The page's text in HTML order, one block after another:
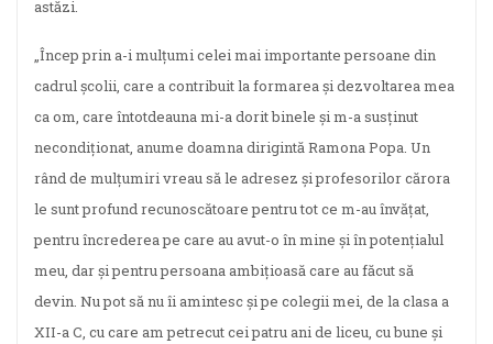
astăzi.
„Încep prin a-i mulțumi celei mai importante persoane din
cadrul școlii, care a contribuit la formarea și dezvoltarea mea
ca om, care întotdeauna mi-a dorit binele și m-a susținut
necondiționat, anume doamna dirigintă Ramona Popa. Un
rând de mulțumiri vreau să le adresez și profesorilor cărora
le sunt profund recunoscătoare pentru tot ce m-au învățat,
pentru încrederea pe care au avut-o în mine și în potențialul
meu, dar și pentru persoana ambițioasă care au făcut să
devin. Nu pot să nu îi amintesc și pe colegii mei, de la clasa a
XII-a C, cu care am petrecut cei patru ani de liceu, cu bune și